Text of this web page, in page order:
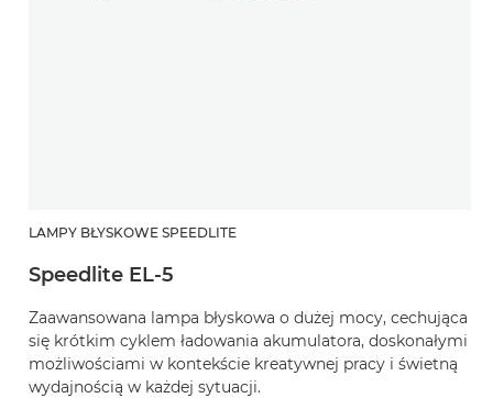
LAMPY BŁYSKOWE SPEEDLITE
Speedlite EL-5
Zaawansowana lampa błyskowa o dużej mocy, cechująca
się krótkim cyklem ładowania akumulatora, doskonałymi
możliwościami w kontekście kreatywnej pracy i świetną
wydajnością w każdej sytuacji.